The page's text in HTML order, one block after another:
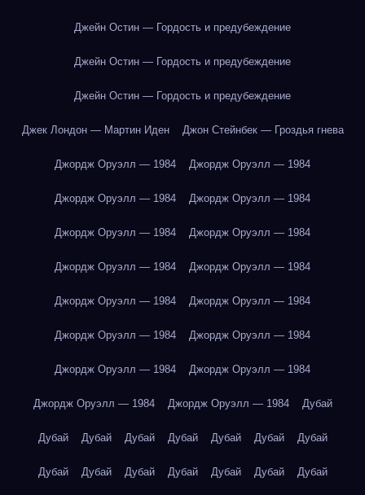
Джейн Остин — Гордость и предубеждение
Джейн Остин — Гордость и предубеждение
Джейн Остин — Гордость и предубеждение
Джек Лондон — Мартин Иден Джон Стейнбек — Гроздья гнева
Джордж Оруэлл — 1984 Джордж Оруэлл — 1984
Джордж Оруэлл — 1984 Джордж Оруэлл — 1984
Джордж Оруэлл — 1984 Джордж Оруэлл — 1984
Джордж Оруэлл — 1984 Джордж Оруэлл — 1984
Джордж Оруэлл — 1984 Джордж Оруэлл — 1984
Джордж Оруэлл — 1984 Джордж Оруэлл — 1984
Джордж Оруэлл — 1984 Джордж Оруэлл — 1984
Джордж Оруэлл — 1984 Джордж Оруэлл — 1984 Дубай
Дубай Дубай Дубай Дубай Дубай Дубай Дубай
Дубай Дубай Дубай Дубай Дубай Дубай Дубай